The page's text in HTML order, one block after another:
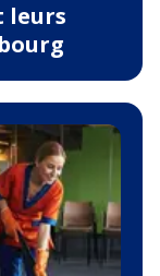
leurs